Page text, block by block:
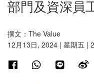
部門及資深員
撰文：The Value
12月13日, 2024 | 星期五 |